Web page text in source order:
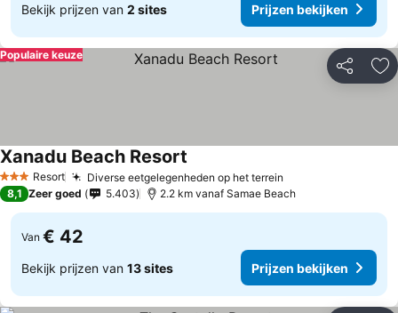
Bekijk prijzen van 2 sites Prijzen bekijken
Delen
Populaire keuze
3 SterrenResort Diverse eetgelegenheden op het terrein
Xanadu Beach Resort
8,1 Zeer goed 5.403 2.2 km vanaf Samae Beach
Van € 42
Bekijk prijzen van 13 sites Prijzen bekijken